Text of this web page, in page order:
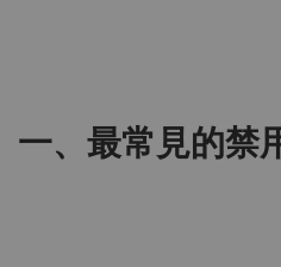
一、最常見的禁